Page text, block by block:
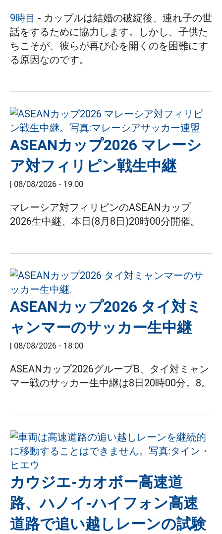
9時目 - カップルは結婚の破綻後、連れ子の世
話をするために協力します。しかし、子供た
ちこそが、彼らが再び心を開くのを困難にす
る原因なのです。
ASEANカップ2026 マレーシ
ア対フィリピン戦生中継
| 08/08/2026 - 19:00
マレーシア対フィリピンのASEANカップ
2026生中継、本日(8月8日)20時00分開催。
ASEANカップ2026 タイ対ミ
ャンマーのサッカー生中継
| 08/08/2026 - 18:00
ASEANカップ2026グループB、タイ対ミャン
マー戦のサッカー生中継は8日20時00分。8。
カウジエ-カオボー高速道
路、ハノイ-ハイフォン高速
道路で追い越しレーンの試験